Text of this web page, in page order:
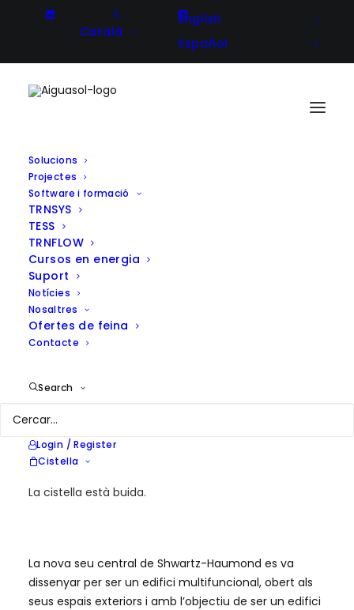
Català
English
Español
Solucions
Projectes
Software i formació
TRNSYS
TESS
TRNFLOW
Cursos en energia
Suport
Notícies
Nosaltres
Ofertes de feina
Contacte
Search
Login / Register
Cistella
La cistella està buida.
Anàlisi de les demandes
tèrmiques i en diferents
esquemes per a la integració
d’un sistema de canonades
soterrades per a la nova seu de
Schwartz-Haumond
Year
Location
Services
La nova seu central de Shwartz-Haumond es va
dissenyar per ser un edifici multifuncional, obert als
seus espais exteriors i amb l’objectiu de ser un edifici